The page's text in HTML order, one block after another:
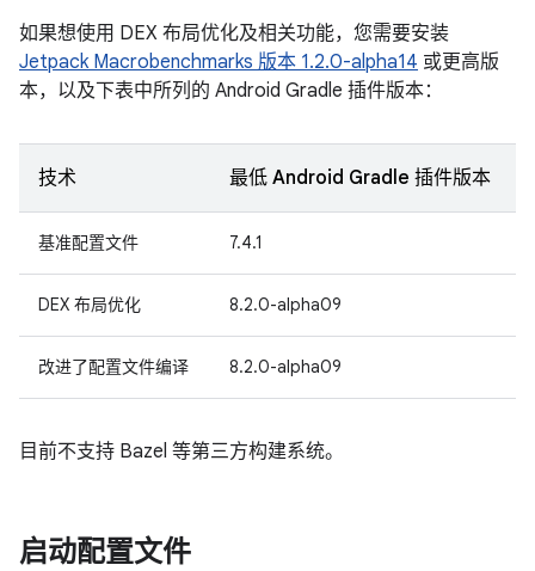
如果想使用 DEX 布局优化及相关功能，您需要安装
Jetpack Macrobenchmarks 版本 1.2.0-alpha14 或更高版
本，以及下表中所列的 Android Gradle 插件版本：
技术 最低 Android Gradle 插件版本
基准配置文件 7.4.1
DEX 布局优化 8.2.0-alpha09
改进了配置文件编译 8.2.0-alpha09
目前不支持 Bazel 等第三方构建系统。
启动配置文件